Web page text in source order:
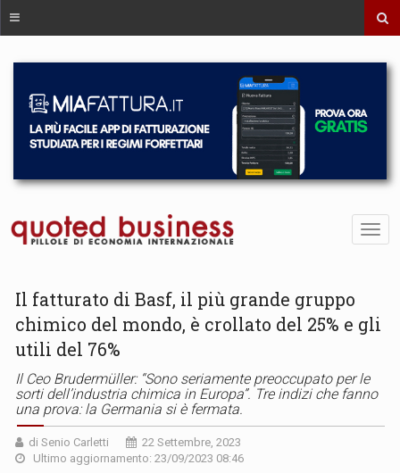
Il fatturato di Basf, il più grande gruppo
chimico del mondo, è crollato del 25% e gli
utili del 76%
Il Ceo Brudermüller: “Sono seriamente preoccupato per le
sorti dell’industria chimica in Europa”. Tre indizi che fanno
una prova: la Germania si è fermata.
di Senio Carletti
22 Settembre, 2023
Ultimo aggiornamento: 23/09/2023 08:46